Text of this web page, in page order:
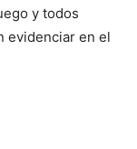
y todos
evidenciar en el